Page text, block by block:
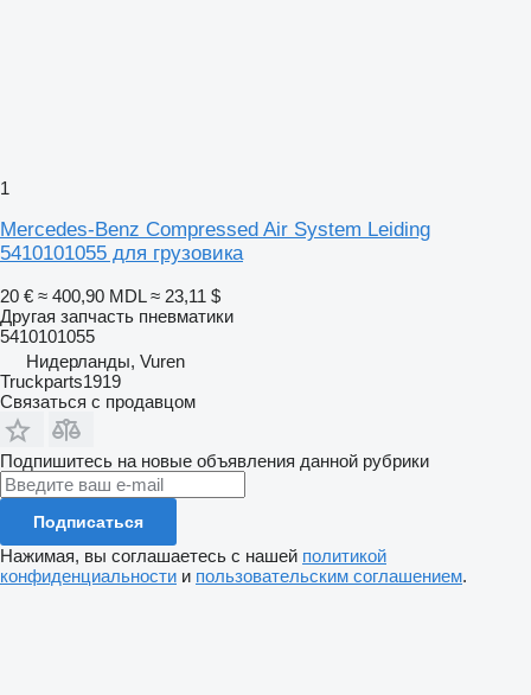
1
Mercedes-Benz Compressed Air System Leiding
5410101055 для грузовика
20 € ≈ 400,90 MDL ≈ 23,11 $
Другая запчасть пневматики
5410101055
Нидерланды, Vuren
Truckparts1919
Связаться с продавцом
Подпишитесь на новые объявления данной рубрики
Подписаться
Нажимая, вы соглашаетесь с нашей политикой
конфиденциальности и пользовательским соглашением.